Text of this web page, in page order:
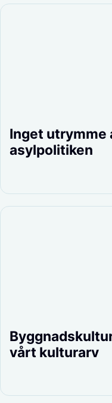
Inget utrymme
asylpolitiken
vårt kulturarv